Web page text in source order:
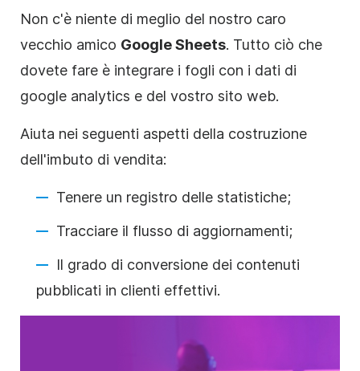
Non c'è niente di meglio del nostro caro
vecchio amico Google Sheets. Tutto ciò che
dovete fare è integrare i fogli con i dati di
google analytics e del vostro sito web.
Aiuta nei seguenti aspetti della costruzione
dell'imbuto di vendita:
Tenere un registro delle statistiche;
Tracciare il flusso di aggiornamenti;
Il grado di conversione dei contenuti
pubblicati in clienti effettivi.